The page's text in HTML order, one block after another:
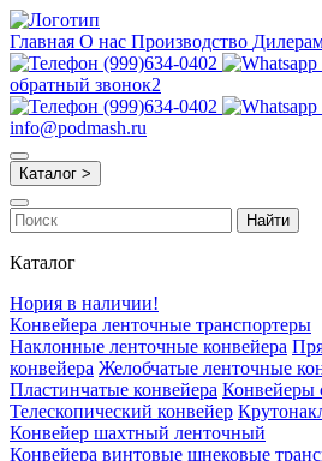
Главная О нас Производство
(999)634-0402
обратный звонок2
(999)634-0402
info@podmash.ru
Каталог >
Найти
Каталог
Нория в наличии!
Конвейера ленточные транспортеры
Наклонные ленточные конвейера
конвейера Желобчатые ленточные
Пластинчатые конвейера Конвейеры
Телескопический конвейер
Конвейер шахтный ленточный
Конвейера винтовые шнековые